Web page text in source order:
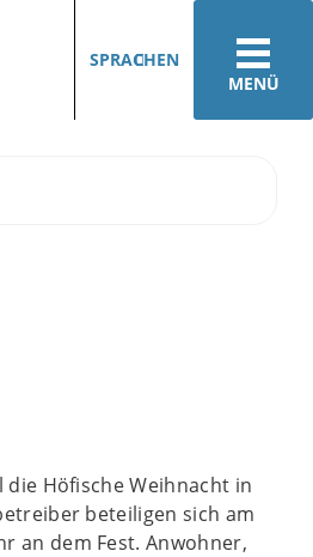
MENÜ
SPRACHEN
Höfische Weihnacht in
beteiligen sich am
an dem Fest. Anwohner,